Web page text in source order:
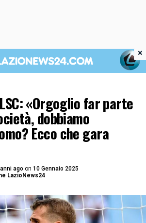
«Orgoglio far parte
dobbiamo
Ecco che gara
ago on 10 Gennaio 2025
LazioNews24
×